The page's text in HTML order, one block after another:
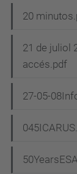
20
21 de juliol
accés.pdf
27-05-